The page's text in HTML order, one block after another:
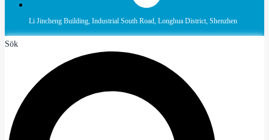
Li Jincheng Building, Industrial South Road, Longhua District, Shenzhen
Sök